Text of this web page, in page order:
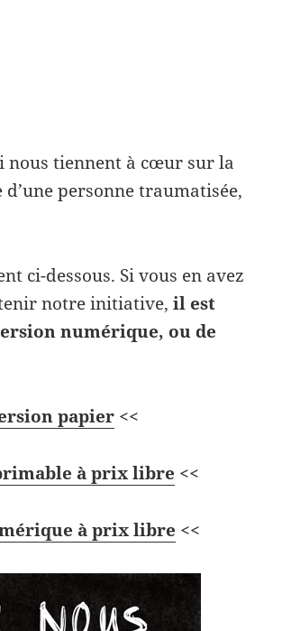
nous tiennent à cœur sur la
personne traumatisée,
ci-dessous. Si vous en avez
notre initiative, il est
numérique, ou de
papier<<
à prix libre <<
à prix libre <<